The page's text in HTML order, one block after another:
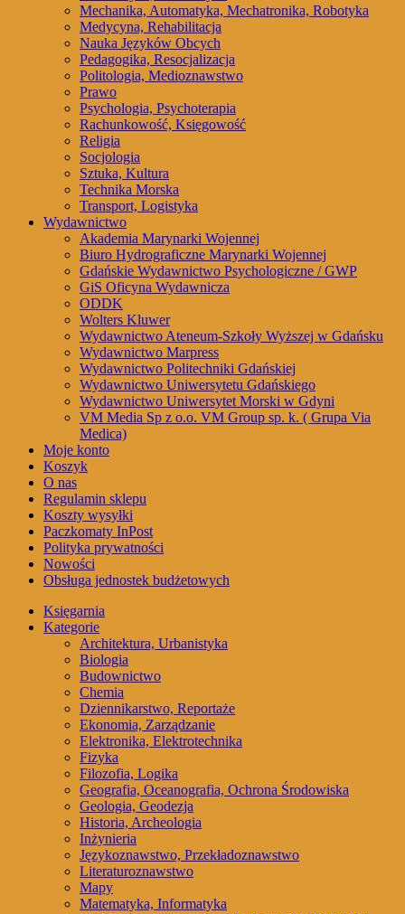
Mechanika, Automatyka, Mechatronika, Robotyka
Medycyna, Rehabilitacja
Nauka Języków Obcych
Pedagogika, Resocjalizacja
Politologia, Medioznawstwo
Prawo
Psychologia, Psychoterapia
Rachunkowość, Księgowość
Religia
Socjologia
Sztuka, Kultura
Technika Morska
Transport, Logistyka
Wydawnictwo
Akademia Marynarki Wojennej
Biuro Hydrograficzne Marynarki Wojennej
Gdańskie Wydawnictwo Psychologiczne / GWP
GiS Oficyna Wydawnicza
ODDK
Wolters Kluwer
Wydawnictwo Ateneum-Szkoły Wyższej w Gdańsku
Wydawnictwo Marpress
Wydawnictwo Politechniki Gdańskiej
Wydawnictwo Uniwersytetu Gdańskiego
Wydawnictwo Uniwersytet Morski w Gdyni
VM Media Sp z o.o. VM Group sp. k. ( Grupa Via
Medica)
Moje konto
Koszyk
O nas
Regulamin sklepu
Koszty wysyłki
Paczkomaty InPost
Polityka prywatności
Nowości
Obsługa jednostek budżetowych
Księgarnia
Kategorie
Architektura, Urbanistyka
Biologia
Budownictwo
Chemia
Dziennikarstwo, Reportaże
Ekonomia, Zarządzanie
Elektronika, Elektrotechnika
Fizyka
Filozofia, Logika
Geografia, Oceanografia, Ochrona Środowiska
Geologia, Geodezja
Historia, Archeologia
Inżynieria
Językoznawstwo, Przekładoznawstwo
Literaturoznawstwo
Mapy
Matematyka, Informatyka